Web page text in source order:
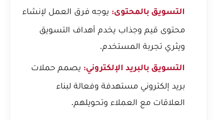
التسويق بالمحتوى: يوجه فرق العمل لإنشاء
محتوى قيم وجذاب يخدم أهداف التسويق
ويثري تجربة المستخدم.
التسويق بالبريد الإلكتروني: يصمم حملات
بريد إلكتروني مستهدفة وفعالة لبناء
العلاقات مع العملاء وتحويلهم.